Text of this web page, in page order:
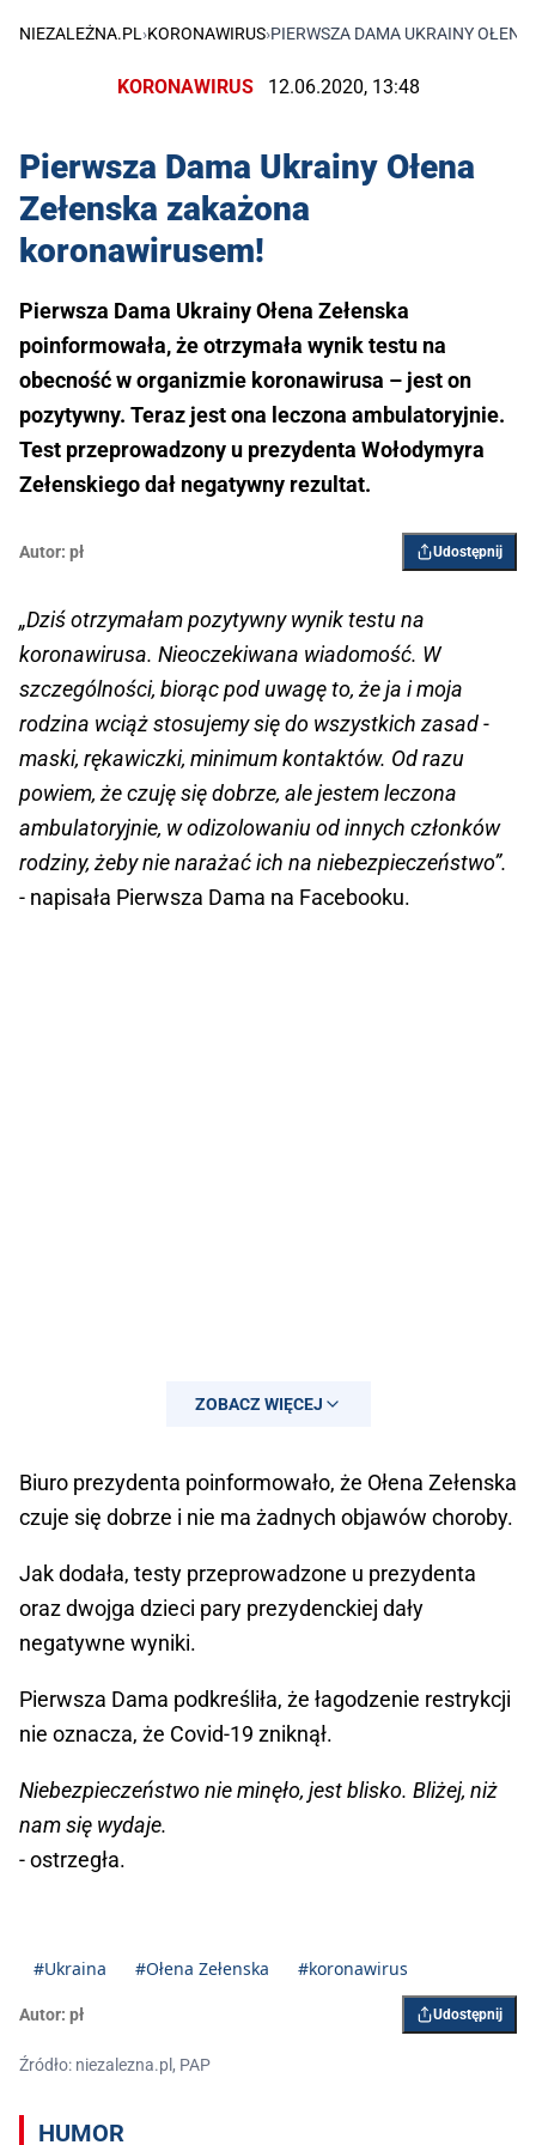
NIEZALEŻNA.PL ›KORONAWIRUS›PIERWSZA DAMA UKRAINY
KORONAWIRUS 12.06.2020, 13:48
Pierwsza Dama Ukrainy Ołena
Zełenska zakażona
koronawirusem!
Pierwsza Dama Ukrainy Ołena Zełenska
poinformowała, że otrzymała wynik testu na
obecność w organizmie koronawirusa – jest on
pozytywny. Teraz jest ona leczona ambulatoryjnie.
Test przeprowadzony u prezydenta Wołodymyra
Zełenskiego dał negatywny rezultat.
Autor: pł Udostępnij
„Dziś otrzymałam pozytywny wynik testu na
koronawirusa. Nieoczekiwana wiadomość. W
szczególności, biorąc pod uwagę to, że ja i moja
rodzina wciąż stosujemy się do wszystkich zasad -
maski, rękawiczki, minimum kontaktów. Od razu
powiem, że czuję się dobrze, ale jestem leczona
ambulatoryjnie, w odizolowaniu od innych członków
rodziny, żeby nie narażać ich na niebezpieczeństwo”.
- napisała Pierwsza Dama na Facebooku.
ZOBACZ WIĘCEJ
Biuro prezydenta poinformowało, że Ołena Zełenska
czuje się dobrze i nie ma żadnych objawów choroby.
Jak dodała, testy przeprowadzone u prezydenta
oraz dwojga dzieci pary prezydenckiej dały
negatywne wyniki.
Pierwsza Dama podkreśliła, że łagodzenie restrykcji
nie oznacza, że Covid-19 zniknął.
Niebezpieczeństwo nie minęło, jest blisko. Bliżej, niż
nam się wydaje.
- ostrzegła.
#Ukraina #Ołena Zełenska #koronawirus
Autor: pł Udostępnij
Źródło: niezalezna.pl, PAP
HUMOR